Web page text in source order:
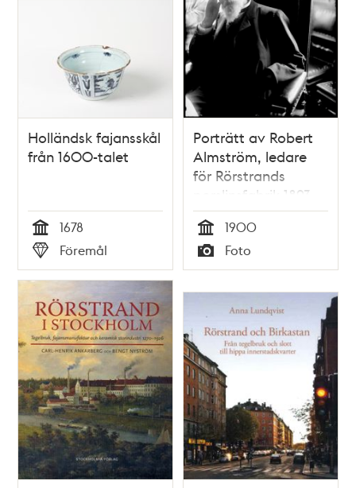
Holländsk fajansskål
från 1600-talet
Tid
1678
Typ
Föremål
Porträtt av Robert
Almström, ledare
för Rörstrands
porslinsfabrik 1893-
1909
Tid
1900
Typ
Foto